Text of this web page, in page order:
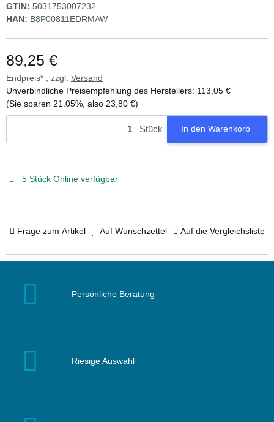
GTIN: 5031753007232
HAN: B8P00811EDRMAW
89,25 €
Endpreis* , zzgl. Versand
Unverbindliche Preisempfehlung des Herstellers: 113,05 €
(Sie sparen 21.05% , also 23,80 €)
Stück In den Warenkorb
5 Stück Online verfügbar
Frage zum Artikel Auf Wunschzettel Auf die Vergleichsliste
Persönliche Beratung
Riesige Auswahl